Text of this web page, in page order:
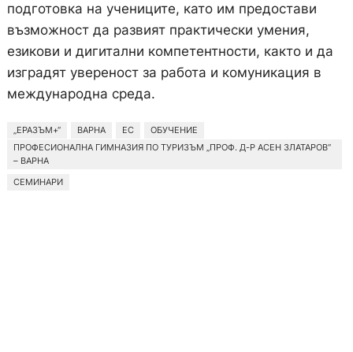
подготовка на учениците, като им предостави
възможност да развият практически умения,
езикови и дигитални компетентности, както и да
изградят увереност за работа и комуникация в
международна среда.
„ЕРАЗЪМ+“ ВАРНА ЕС
ОБУЧЕНИЕ
ПРОФЕСИОНАЛНА ГИМНАЗИЯ ПО ТУРИЗЪМ „ПРОФ. Д-Р АСЕН ЗЛАТАРОВ“
– ВАРНА
СЕМИНАРИ